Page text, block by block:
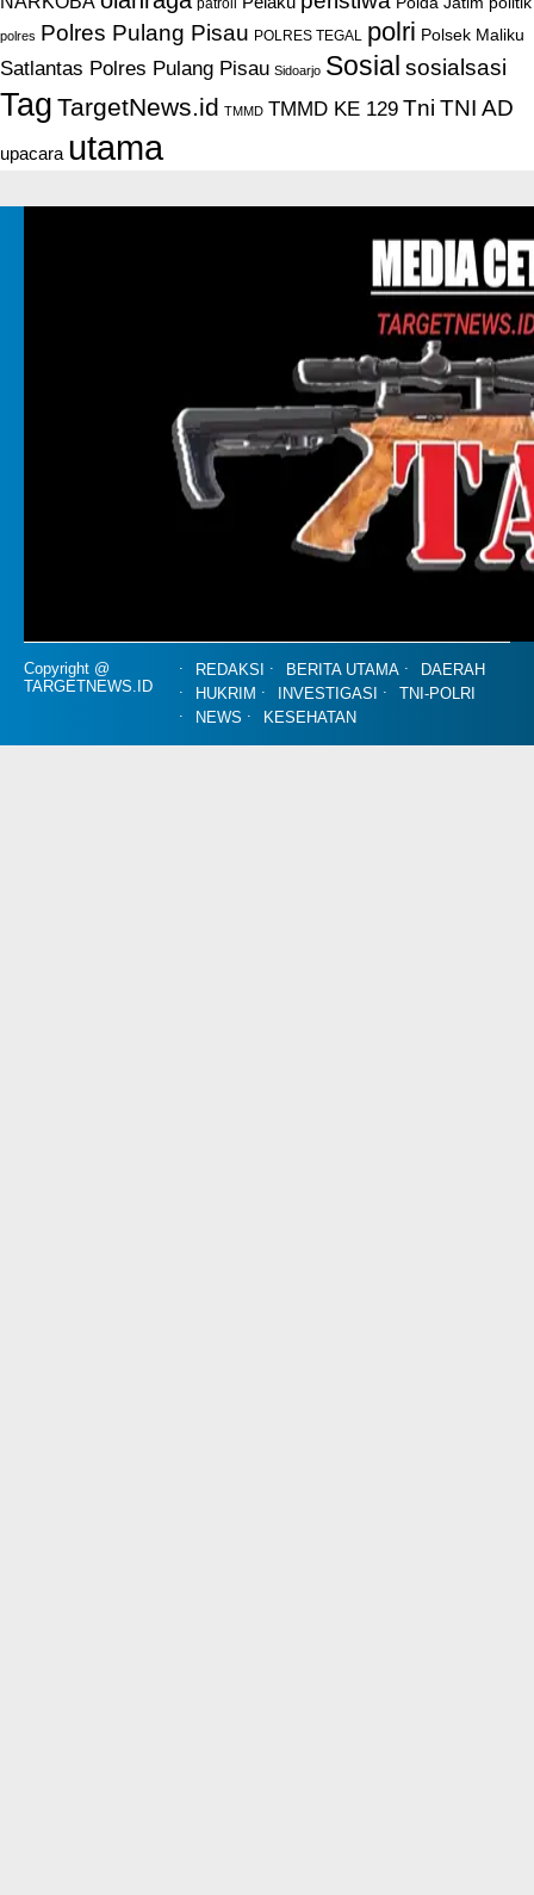
polres Polres Pulang Pisau POLRES TEGAL polri Polsek Maliku
Satlantas Polres Pulang Pisau Sidoarjo Sosial sosialsasi
Tag TargetNews.id TMMD TMMD KE 129 Tni TNI AD
upacara utama
Copyright @
TARGETNEWS.ID
REDAKSI BERITA UTAMA
DAERAH
HUKRIM
INVESTIGASI
TNI-POLRI
NEWS
KESEHATAN